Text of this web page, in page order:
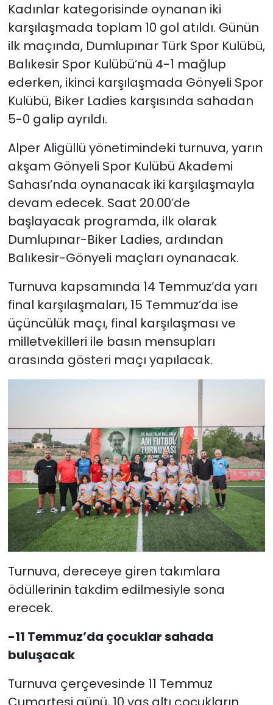
Kadınlar kategorisinde oynanan iki
karşılaşmada toplam 10 gol atıldı. Günün
ilk maçında, Dumlupınar Türk Spor Kulübü,
Balıkesir Spor Kulübü’nü 4-1 mağlup
ederken, ikinci karşılaşmada Gönyeli Spor
Kulübü, Biker Ladies karşısında sahadan
5-0 galip ayrıldı.
Alper Aligüllü yönetimindeki turnuva, yarın
akşam Gönyeli Spor Kulübü Akademi
Sahası’nda oynanacak iki karşılaşmayla
devam edecek. Saat 20.00’de
başlayacak programda, ilk olarak
Dumlupınar-Biker Ladies, ardından
Balıkesir-Gönyeli maçları oynanacak.
Turnuva kapsamında 14 Temmuz’da yarı
final karşılaşmaları, 15 Temmuz’da ise
üçüncülük maçı, final karşılaşması ve
milletvekilleri ile basın mensupları
arasında gösteri maçı yapılacak.
Turnuva, dereceye giren takımlara
ödüllerinin takdim edilmesiyle sona
erecek.
-11 Temmuz’da çocuklar sahada
buluşacak
Turnuva çerçevesinde 11 Temmuz